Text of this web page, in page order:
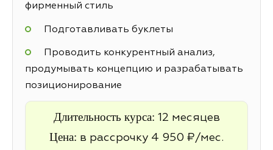
фирменный стиль
Подготавливать буклеты
Проводить конкурентный анализ,
продумывать концепцию и разрабатывать
позиционирование
Длительность курса: 12 месяцев
Цена: в рассрочку 4 950 ₽/мес.